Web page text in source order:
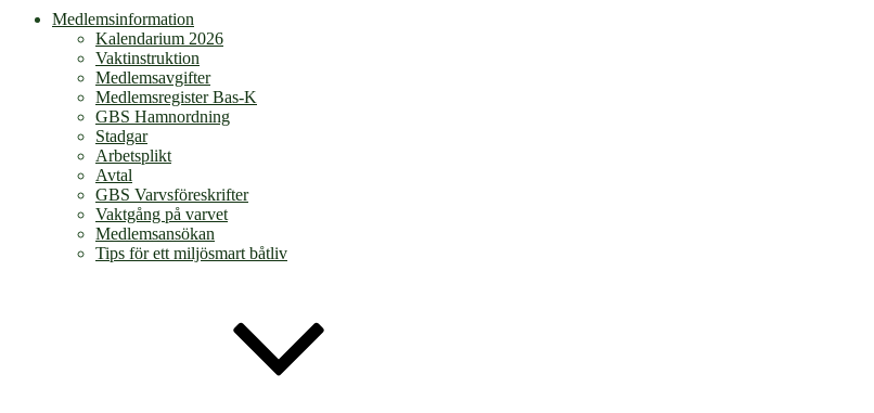
Medlemsinformation
Kalendarium 2026
Vaktinstruktion
Medlemsavgifter
Medlemsregister Bas-K
GBS Hamnordning
Stadgar
Arbetsplikt
Avtal
GBS Varvsföreskrifter
Vaktgång på varvet
Medlemsansökan
Tips för ett miljösmart båtliv